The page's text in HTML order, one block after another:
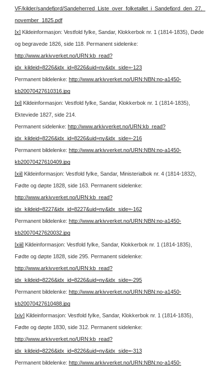
VF/kilder/sandefjord/Sandeherred_Liste_over_folketallet_i_Sandefjord_den_27._
november_1825.pdf
[x] Kildeinformasjon: Vestfold fylke, Sandar, Klokkerbok nr. 1 (1814-1835), Døde
og begravede 1826, side 118. Permanent sidelenke:
http://www.arkivverket.no/URN:kb_read?
idx_kildeid=8226&idx_id=8226&uid=ny&idx_side=-123
Permanent bildelenke: http://www.arkivverket.no/URN:NBN:no-a1450-
kb20070427610316.jpg
[xi] Kildeinformasjon: Vestfold fylke, Sandar, Klokkerbok nr. 1 (1814-1835),
Ekteviede 1827, side 214.
Permanent sidelenke: http://www.arkivverket.no/URN:kb_read?
idx_kildeid=8226&idx_id=8226&uid=ny&idx_side=-216
Permanent bildelenke: http://www.arkivverket.no/URN:NBN:no-a1450-
kb20070427610409.jpg
[xii] Kildeinformasjon: Vestfold fylke, Sandar, Ministerialbok nr. 4 (1814-1832),
Fødte og døpte 1828, side 163. Permanent sidelenke:
http://www.arkivverket.no/URN:kb_read?
idx_kildeid=8227&idx_id=8227&uid=ny&idx_side=-162
Permanent bildelenke: http://www.arkivverket.no/URN:NBN:no-a1450-
kb20070427620032.jpg
[xiii] Kildeinformasjon: Vestfold fylke, Sandar, Klokkerbok nr. 1 (1814-1835),
Fødte og døpte 1828, side 295. Permanent sidelenke:
http://www.arkivverket.no/URN:kb_read?
idx_kildeid=8226&idx_id=8226&uid=ny&idx_side=-295
Permanent bildelenke: http://www.arkivverket.no/URN:NBN:no-a1450-
kb20070427610488.jpg
[xiv] Kildeinformasjon: Vestfold fylke, Sandar, Klokkerbok nr. 1 (1814-1835),
Fødte og døpte 1830, side 312. Permanent sidelenke:
http://www.arkivverket.no/URN:kb_read?
idx_kildeid=8226&idx_id=8226&uid=ny&idx_side=-313
Permanent bildelenke: http://www.arkivverket.no/URN:NBN:no-a1450-